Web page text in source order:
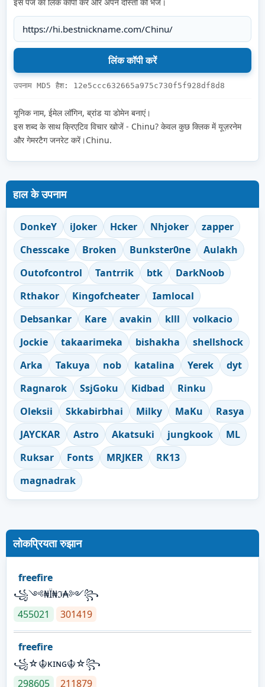
उपनाम MD5 हैश: 12e5ccc632665a975c730f5f928df8d8
यूनिक नाम, ईमेल लॉगिन, ब्रांड या डोमेन बनाएं।
इस शब्द के साथ क्रिएटिव विचार खोजें - Chinu? केवल कुछ क्लिक में यूज़रनेम
और गेमरटैग जनरेट करें।Chinu.
हाल के उपनाम
DonkeY iJoker Hcker Nhjoker
zapper
Chesscake
Broken Bunkster0ne
Aulakh
Outofcontrol
Tantrrik btk
DarkNoob
Rthakor
Kingofcheater
Iamlocal
Debsankar
Kare avakin klll
volkacio
Jockie
takaarimeka bishakha
shellshock
Arka
Takuya nob katalina Yerek
dyt
Ragnarok
SsjGoku Kidbad
Rinku
Oleksii
Skkabirbhai Milky MaKu
Rasya
JAYCKAR
Astro Akatsuki jungkook
ML
Ruksar
Fonts MRJKER
RK13
magnadrak
लोकप्रियता रुझान
freefire
꧁༺₦Ї₦ℑ₳༻꧂
455021
301419
freefire
꧁☆☬κɪɴɢ☬☆꧂
298605
211879